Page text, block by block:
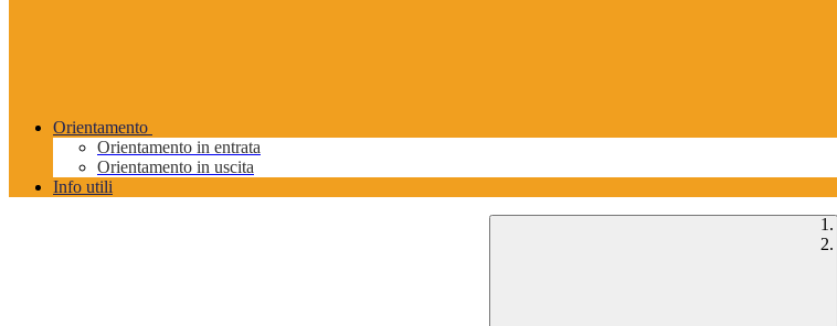
Orientamento
Orientamento in entrata
Orientamento in uscita
Info utili